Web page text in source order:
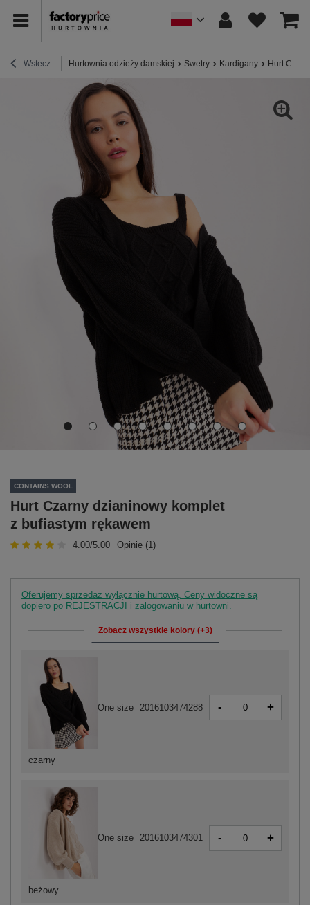
Wstecz Hurtownia odzieży damskiej Swetry Kardigany Hurt
CONTAINS WOOL
Hurt Czarny dzianinowy komplet
z bufiastym rękawem
4.00/5.00 Opinie (1)
Oferujemy sprzedaż wyłącznie hurtową. Ceny widoczne są
dopiero po REJESTRACJI i zalogowaniu w hurtowni.
Zobacz wszystkie kolory (+3)
beżowy
One size 2016103474301 - +
czarny
One size 2016103474288 - +